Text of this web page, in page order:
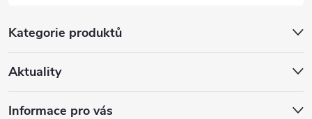
Kategorie produktů
Aktuality
Informace pro vás